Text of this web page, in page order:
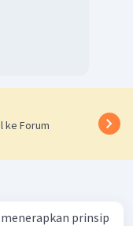
ke Forum
prinsip